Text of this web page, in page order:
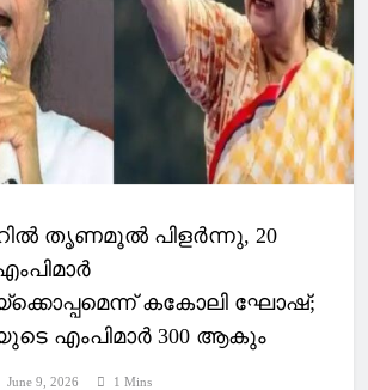
തൃണമൂല്‍ പിളര്‍ന്നു, 20
കകോലി ഘോഷ്;
എംപിമാര്‍ 300 ആകും
June 9, 2026 1 Mins